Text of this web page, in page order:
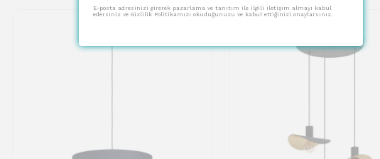
E-posta adresinizi girerek pazarlama ve tanıtım ile ilgili iletişim almayı kabul
edersiniz ve Gizlilik Politikamızı okuduğunuzu ve kabul ettiğinizi onaylarsınız.